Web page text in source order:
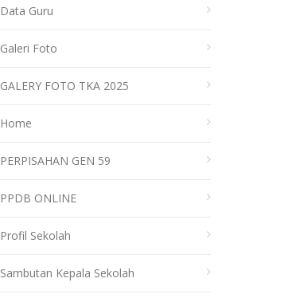
Data Guru
Galeri Foto
GALERY FOTO TKA 2025
Home
PERPISAHAN GEN 59
PPDB ONLINE
Profil Sekolah
Sambutan Kepala Sekolah